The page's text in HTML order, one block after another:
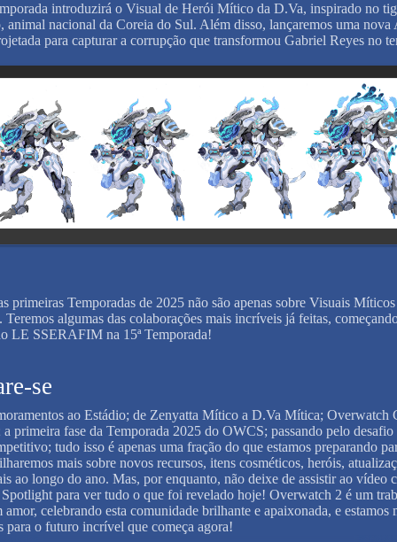
introduzirá o Visual de Herói Mítico da D.Va, inspirado no
animal nacional da Coreia do Sul. Além disso, lançaremos uma nova
para capturar a corrupção que transformou Gabriel Reyes no
primeiras Temporadas de 2025 não são apenas sobre Visuais Míticos
Teremos algumas das colaborações mais incríveis já feitas,
LE SSERAFIM na 15ª Temporada!
se
ao Estádio; de Zenyatta Mítico a D.Va Mítica; Overwatch
primeira fase da Temporada 2025 do OWCS; passando pelo
tudo isso é apenas uma fração do que estamos preparando
mais sobre novos recursos, itens cosméticos, heróis,
ao longo do ano. Mas, por enquanto, não deixe de assistir ao vídeo
para ver tudo o que foi revelado hoje! Overwatch 2 é um
amor, celebrando esta comunidade brilhante e apaixonada, e estamos
para o futuro incrível que começa agora!